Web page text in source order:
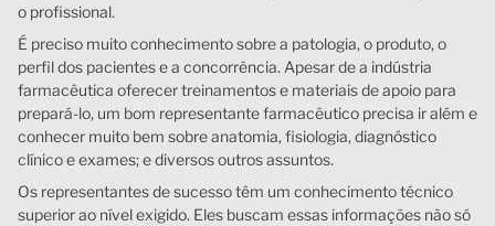
o profissional.
É preciso muito conhecimento sobre a patologia, o produto, o
perfil dos pacientes e a concorrência. Apesar de a indústria
farmacêutica oferecer treinamentos e materiais de apoio para
prepará-lo, um bom representante farmacêutico precisa ir além e
conhecer muito bem sobre anatomia, fisiologia, diagnóstico
clínico e exames; e diversos outros assuntos.
Os representantes de sucesso têm um conhecimento técnico
superior ao nível exigido. Eles buscam essas informações não só